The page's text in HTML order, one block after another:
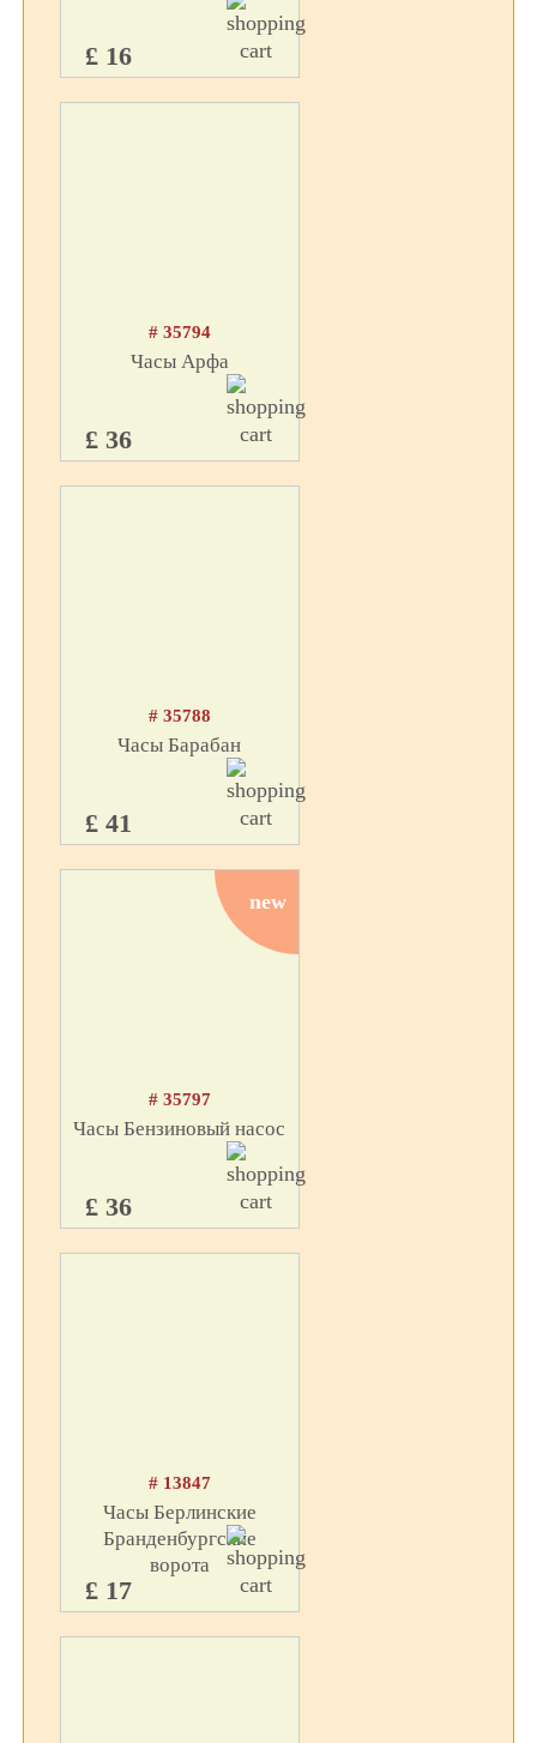
£ 16
# 35794
Часы Арфа
£ 36
# 35788
Часы Барабан
£ 41
new
# 35797
Часы Бензиновый насос
£ 36
# 13847
Часы Берлинские
Бранденбургские
ворота
£ 17